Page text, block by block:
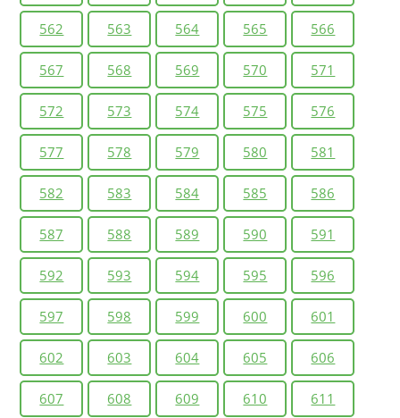
562 563 564 565 566
567 568 569 570 571
572 573 574 575 576
577 578 579 580 581
582 583 584 585 586
587 588 589 590 591
592 593 594 595 596
597 598 599 600 601
602 603 604 605 606
607 608 609 610 611